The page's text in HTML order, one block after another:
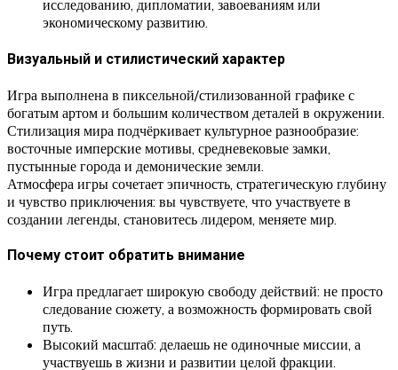
исследованию, дипломатии, завоеваниям или
экономическому развитию.
Визуальный и стилистический характер
Игра выполнена в пиксельной/стилизованной графике с
богатым артом и большим количеством деталей в окружении.
Стилизация мира подчёркивает культурное разнообразие:
восточные имперские мотивы, средневековые замки,
пустынные города и демонические земли.
Атмосфера игры сочетает эпичность, стратегическую глубину
и чувство приключения: вы чувствуете, что участвуете в
создании легенды, становитесь лидером, меняете мир.
Почему стоит обратить внимание
Игра предлагает широкую свободу действий: не просто
следование сюжету, а возможность формировать свой
путь.
Высокий масштаб: делаешь не одиночные миссии, а
участвуешь в жизни и развитии целой фракции.